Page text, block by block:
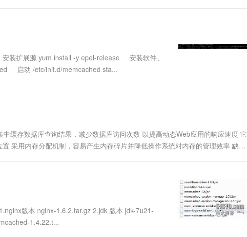
装扩展源 yum install -y epel-release 安装软件、
启动 /etc/init.d/memcached sta...
缓存数据库查询结果，减少数据库访问次数 以提高动态Web应用的响应速度 它
采用内存分配机制，容易产生内存碎片并降低操作系统对内存的管理效率 缺
版本 nginx-1.6.2.tar.gz 2.jdk 版本 jdk-7u21-
1.4.22.t...